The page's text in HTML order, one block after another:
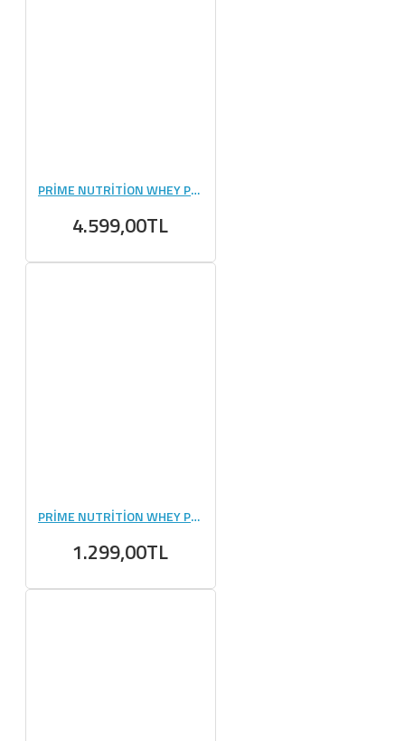
PRİME NUTRİTİON WHEY PROTEİN 2310 GR
4.599,00TL
PRİME NUTRİTİON WHEY PROTEİN 495 GR
1.299,00TL